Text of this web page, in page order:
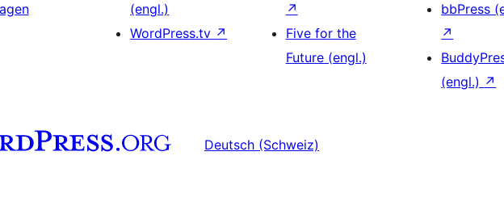
(engl.)
WordPress.tv ↗
↗
Five for the
Future (engl.)
bbPress
↗
(engl.) ↗
Deutsch (Schweiz)
besuchen besuchen